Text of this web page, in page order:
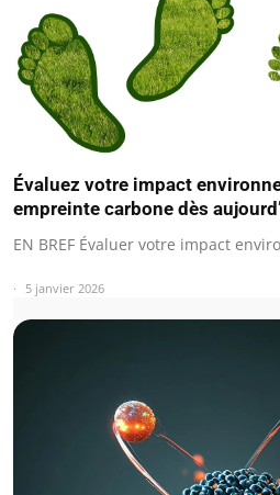
Évaluez votre impact
empreinte carbone dès
EN BREF Évaluer votre impact
5 janvier 2026